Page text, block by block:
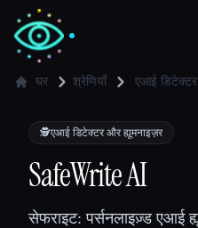
✍️लेखक
💻
घर श्रेणियाँ एआई
🕵️एआई डिटेक्टर और ह्यूमनाइज़र
SafeWrite AI
सेफराइट: पर्सनलाइज़्ड एआई